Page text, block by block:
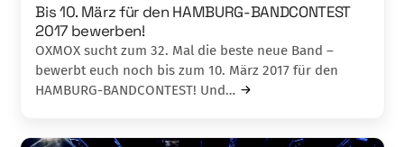
Bis 10. März für den HAMBURG-BANDCONTEST
2017 bewerben!
OXMOX sucht zum 32. Mal die beste neue Band –
bewerbt euch noch bis zum 10. März 2017 für den
HAMBURG-BANDCONTEST! Und…